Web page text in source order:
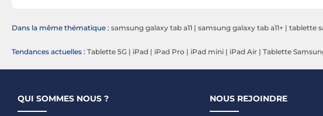
Dans la même thématique : samsung galaxy tab a11 | samsung galaxy tab a11+ | tablette
Tendances actuelles : Tablette 5G | iPad | iPad Pro | iPad mini | iPad Air | Tablette
QUI SOMMES NOUS ? NOUS REJOINDRE